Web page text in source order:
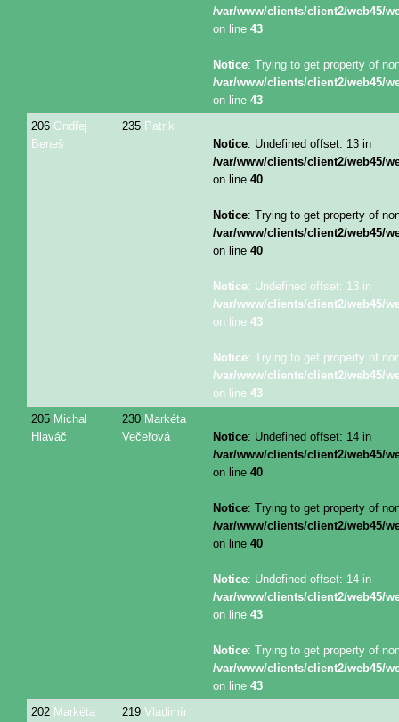
/var/www/clients/client2/web45/
on line 43
Notice: Trying to get property of
/var/www/clients/client2/web45/
on line 43
206 Ondřej
Beneš
235 Patrik
Notice: Undefined offset: 13 in
/var/www/clients/client2/web45/
on line 40
Notice: Trying to get property of
/var/www/clients/client2/web45/
on line 40
Notice: Undefined offset: 13 in
/var/www/clients/client2/web45/
on line 43
Notice: Trying to get property of
/var/www/clients/client2/web45/
on line 43
205 Michal
Hlaváč
230 Markéta
Večeřová
Notice: Undefined offset: 14 in
/var/www/clients/client2/web45/
on line 40
Notice: Trying to get property of
/var/www/clients/client2/web45/
on line 40
Notice: Undefined offset: 14 in
/var/www/clients/client2/web45/
on line 43
Notice: Trying to get property of
/var/www/clients/client2/web45/
on line 43
202 Markéta
219 Vladimír